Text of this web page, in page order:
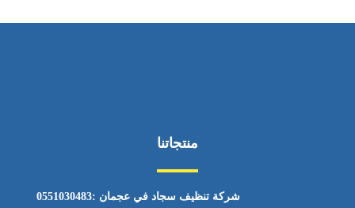
منتجاتنا
شركة تنظيف سجاد في عجمان :0551030483